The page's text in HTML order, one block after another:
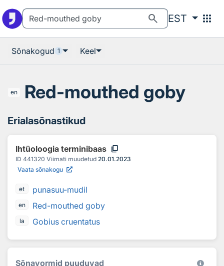
search EST apps
Sõnakogud 1 Keel
en Red-mouthed goby
Erialasõnastikud
Ihtüoloogia terminibaas content_copy
ID 441320 Viimati muudetud 20.01.2023
Vaata sõnakogu
et punasuu-mudil
en Red-mouthed goby
la Gobius cruentatus
Sõnavormid puuduvad